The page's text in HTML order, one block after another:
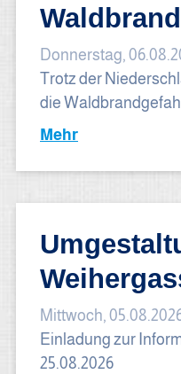
Donnerstag,
Trotz der
die
Mehr
Mittwoch,
Einladung zur
25.08.2026